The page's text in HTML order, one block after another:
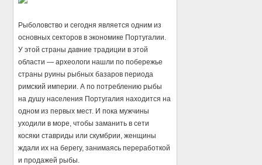
Рыболовство и сегодня является одним из
основных секторов в экономике Португалии.
У этой страны давние традиции в этой
области — археологи нашли по побережье
страны руины рыбных базаров периода
римский империи. А по потреблению рыбы
на душу населения Португалия находится на
одном из первых мест. И пока мужчины
уходили в море, чтобы заманить в сети
косяки ставриды или скумбрии, женщины
ждали их на берегу, занимаясь переработкой
и продажей рыбы.